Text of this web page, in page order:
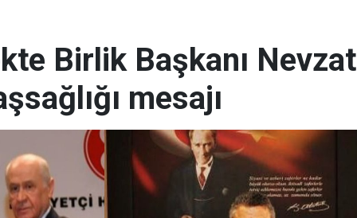
Birlik Başkanı Nevzat
mesajı